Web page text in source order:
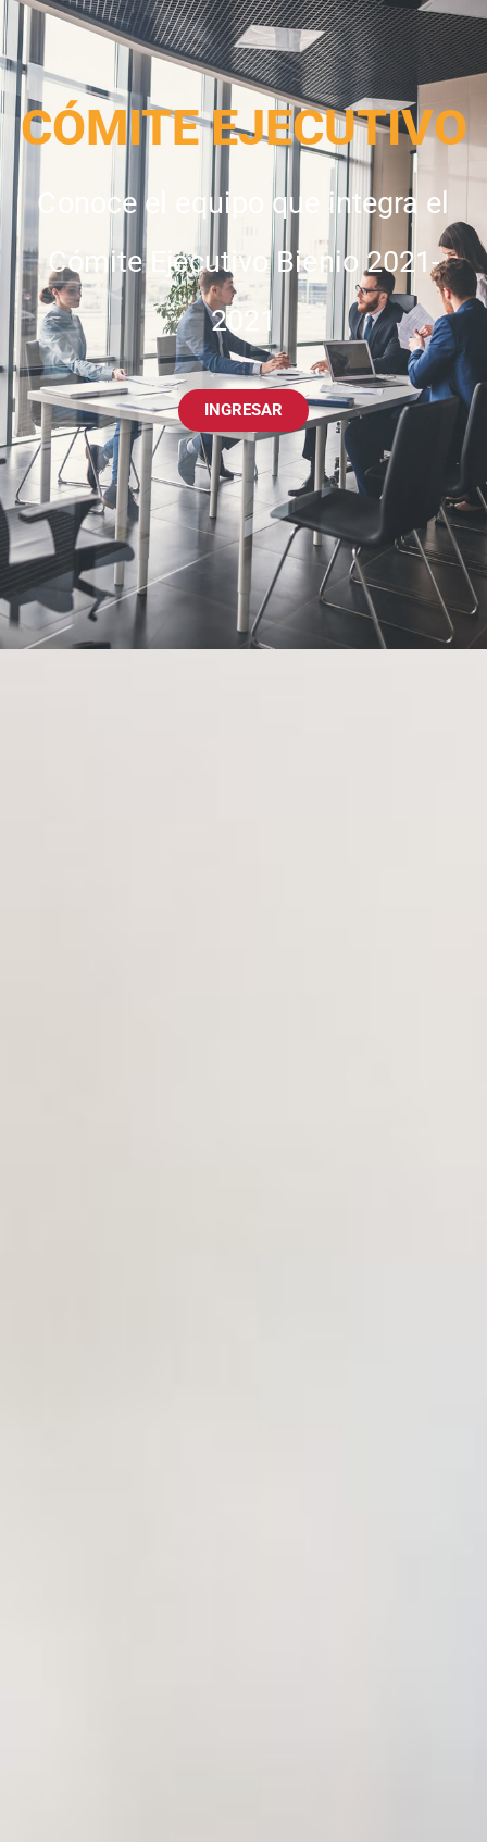
CÓMITE EJECUTIVO
Conoce el equipo que integra el
Cómite Ejecutivo Bienio 2021-
2021
INGRESAR